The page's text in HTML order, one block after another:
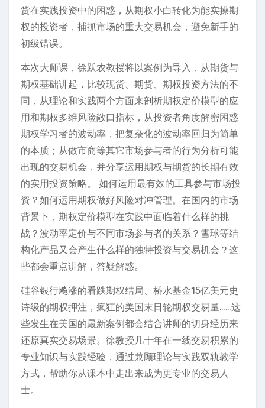
货在实践投资中的困惑，从期权小白转化为能实操期
权的投资者，捕抓市场的重大交易机会，避免新手的
初级错误。
本次大师课，徐跃农教授将以案例为导入，从期货与
期权基础讲起，比较现货、期货、期权投资方法的不
同，从理论和实践两个方面来剖析期权定价模型的应
用和期权多维风险敞口指标，从投资者角度解密困惑
期权学习者的波动率，把复杂化的波动率回归为简单
的本质；从做市商等其它市场参与者的行为分析可能
出现的交易机会，并分享运用期权与期货的长期有效
的实用投资策略。 如何运用最有效的工具参与市场投
资？如何运用期权做好风险对冲管理。在国内的市场
背景下，期权定价模型在实践中面临着什么样的挑
战？波动率定价与不同市场参与者的关系？雪球等结
构化产品又会产生什么样的独特投资与交易机会？这
些都会重点讲解，答疑解惑。
硅谷银行飚涨的看跌期权结局、桥水基金15亿美元史
诗级的期权押注，疯狂的美国末日轮期权交易量……这
些发生在美国的最新案例都会结合讲师的切身经历来
还原真实交易场景。徐教授几十年在一线交易积累的
专业知识与实践经验，通过兼顾理论与实践双轨教学
方式，帮助你从课本中走出来成为更专业的交易人
士。